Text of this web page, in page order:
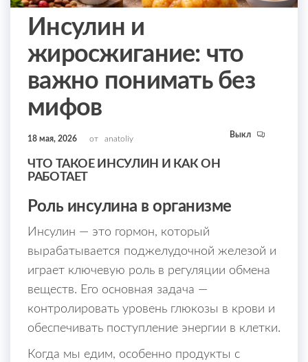
Инсулин и
жиросжигание: что
важно понимать без
мифов
18 мая, 2026 от anatoliy Выкл
ЧТО ТАКОЕ ИНСУЛИН И КАК ОН
РАБОТАЕТ
Роль инсулина в организме
Инсулин — это гормон, который
вырабатывается поджелудочной железой и
играет ключевую роль в регуляции обмена
веществ. Его основная задача —
контролировать уровень глюкозы в крови и
обеспечивать поступление энергии в клетки.
Когда мы едим, особенно продукты с